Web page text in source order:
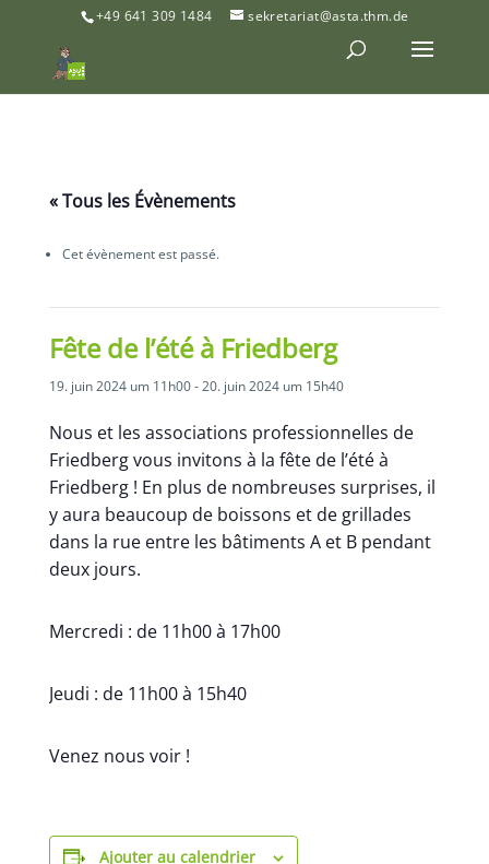
+49 641 309 1484 sekretariat@asta.thm.de
« Tous les Évènements
Cet évènement est passé.
Fête de l’été à Friedberg
19. juin 2024 um 11h00-20. juin 2024 um 15h40
Nous et les associations professionnelles de
Friedberg vous invitons à la fête de l’été à
Friedberg ! En plus de nombreuses surprises, il
y aura beaucoup de boissons et de grillades
dans la rue entre les bâtiments A et B pendant
deux jours.
Mercredi : de 11h00 à 17h00
Jeudi : de 11h00 à 15h40
Venez nous voir !
Ajouter au calendrier